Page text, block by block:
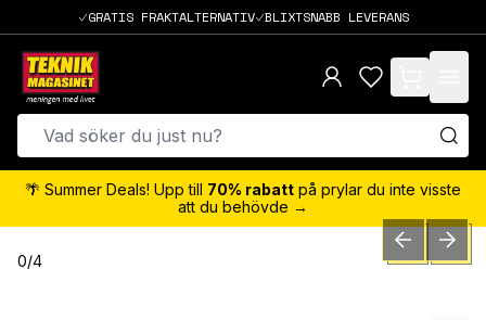
GRATIS FRAKTALTERNATIV BLIXTSNABB LEVERANS
items in cart,
🌴 Summer Deals! Upp till 70% rabatt på prylar du inte visste
att du behövde →
0/4 PREVIOUSNEXT